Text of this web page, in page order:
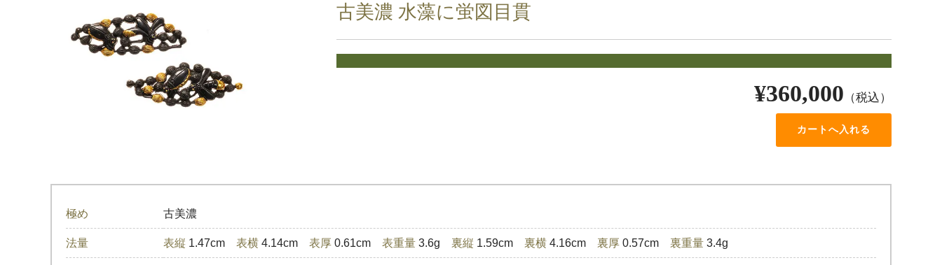
古美濃 水藻に蛍図目貫
¥360,000 （税込）
極め 古美濃
法量 表縦1.47cm 表横4.14cm 表厚0.61cm 表重量3.6g 裏縦1.59cm 裏横4.16cm 裏厚0.57cm 裏重量3.4g